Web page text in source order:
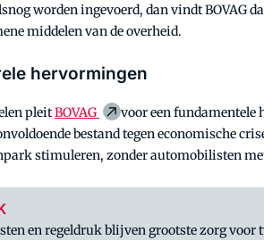
worden ingevoerd, dan vindt
middelen van de overheid.
hervormingen
pleitBOVAG
voor een fundamentele
bestand tegen economische
stimuleren, zonder automobilisten
en regeldruk blijven grootste zorg voor